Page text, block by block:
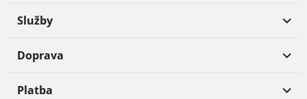
Služby
Doprava
Platba